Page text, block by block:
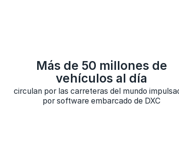
Más de 50 millones de
vehículos al día
circulan por las carreteras del mundo
por software embarcado de DXC